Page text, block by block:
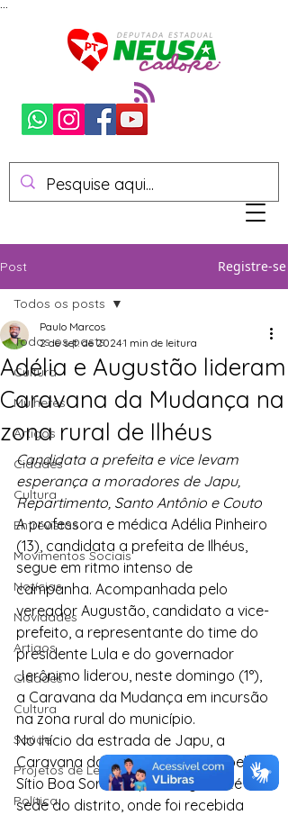
Post Registre-se
Todos os posts
Cultura
Mulheres
Artigos
Cidades
Cultura
Entrevistas
Movimentos Sociais
Notícias
Novidades
Artigos
Cidades
Cultura
Saúde
Projetos de Lei
Política
Todos os posts
Adélia e Augustão lideram
Caravana da Mudança na
zona rural de Ilhéus
Paulo Marcos
2 de set. de 20241 min de leitura
Candidata a prefeita e vice levam
esperança a moradores de Japu,
Repartimento, Santo Antônio e Couto
A professora e médica Adélia Pinheiro
(13), candidata a prefeita de Ilhéus,
segue em ritmo intenso de
campanha. Acompanhada pelo
vereador Augustão, candidato a vice-
prefeito, a representante do time do
presidente Lula e do governador
Jerônimo liderou, neste domingo (1°),
a Caravana da Mudança em incursão
na zona rural do município.
No início da estrada de Japu, a
Caravana da Mudança passou pelo
Sítio Boa Sorte. Depois, seguiu até a
sede do distrito, onde foi recebida